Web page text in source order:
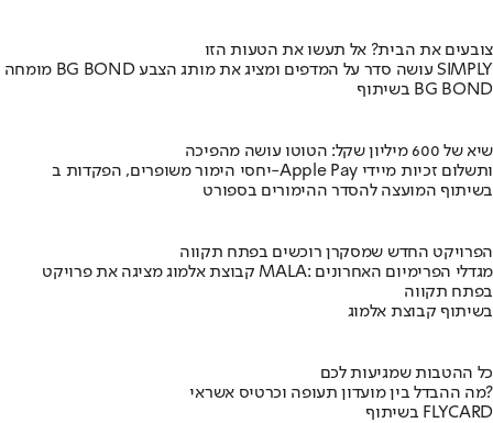
צובעים את הבית? אל תעשו את הטעות הזו
מומחה BG BOND עושה סדר על המדפים ומציג את מותג הצבע SIMPLY
בשיתוף BG BOND
שיא של 600 מיליון שקל: הטוטו עושה מהפיכה
יחסי הימור משופרים, הפקדות ב-Apple Pay ותשלום זכיות מיידי
בשיתוף המועצה להסדר ההימורים בספורט
הפרויקט החדש שמסקרן רוכשים בפתח תקווה
קבוצת אלמוג מציגה את פרויקט MALA: מגדלי הפרימיום האחרונים
בפתח תקווה
בשיתוף קבוצת אלמוג
כל ההטבות שמגיעות לכם
מה ההבדל בין מועדון תעופה וכרטיס אשראי?
בשיתוף FLYCARD